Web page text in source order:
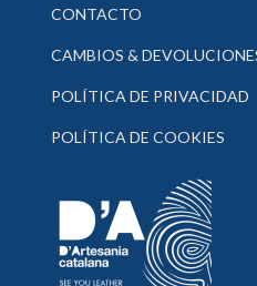
CONTACTO
CAMBIOS &
POLÍTICA DE PRIVACIDAD
POLÍTICA DE COOKIES